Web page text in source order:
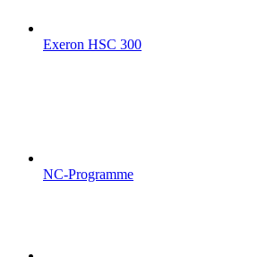
Exeron HSC 300
NC-Programme